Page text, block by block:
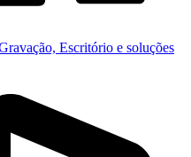
Escritório e soluções